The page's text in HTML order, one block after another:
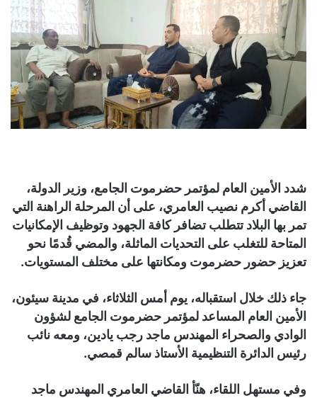
شدد الأمين العام لمؤتمر حضرموت الجامع، وزير الدولة،
القاضي أكرم نصيب العامري، على أن المرحلة الراهنة التي
تمر بها البلاد تتطلب تضافر كافة الجهود وتوظيف الإمكانيات
المتاحة للتغلب على التحديات الماثلة، والمضي قُدمًا نحو
تعزيز حضور حضرموت ومكانتها على مختلف المستويات.
جاء ذلك خلال استقباله، يوم أمس الثلاثاء، في مدينة سيئون،
الأمين العام المساعد لمؤتمر حضرموت الجامع لشؤون
الوادي والصحراء المهندس ماجد رجب يادين، ومعه نائب
رئيس الدائرة التنظيمية الأستاذ سالم قمصي.
وفي مستهل اللقاء، هنّأ القاضي العامري المهندس ماجد